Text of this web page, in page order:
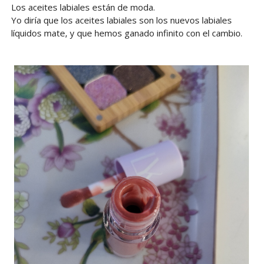
Los aceites labiales están de moda.
Yo diría que los aceites labiales son los nuevos labiales
líquidos mate, y que hemos ganado infinito con el cambio.